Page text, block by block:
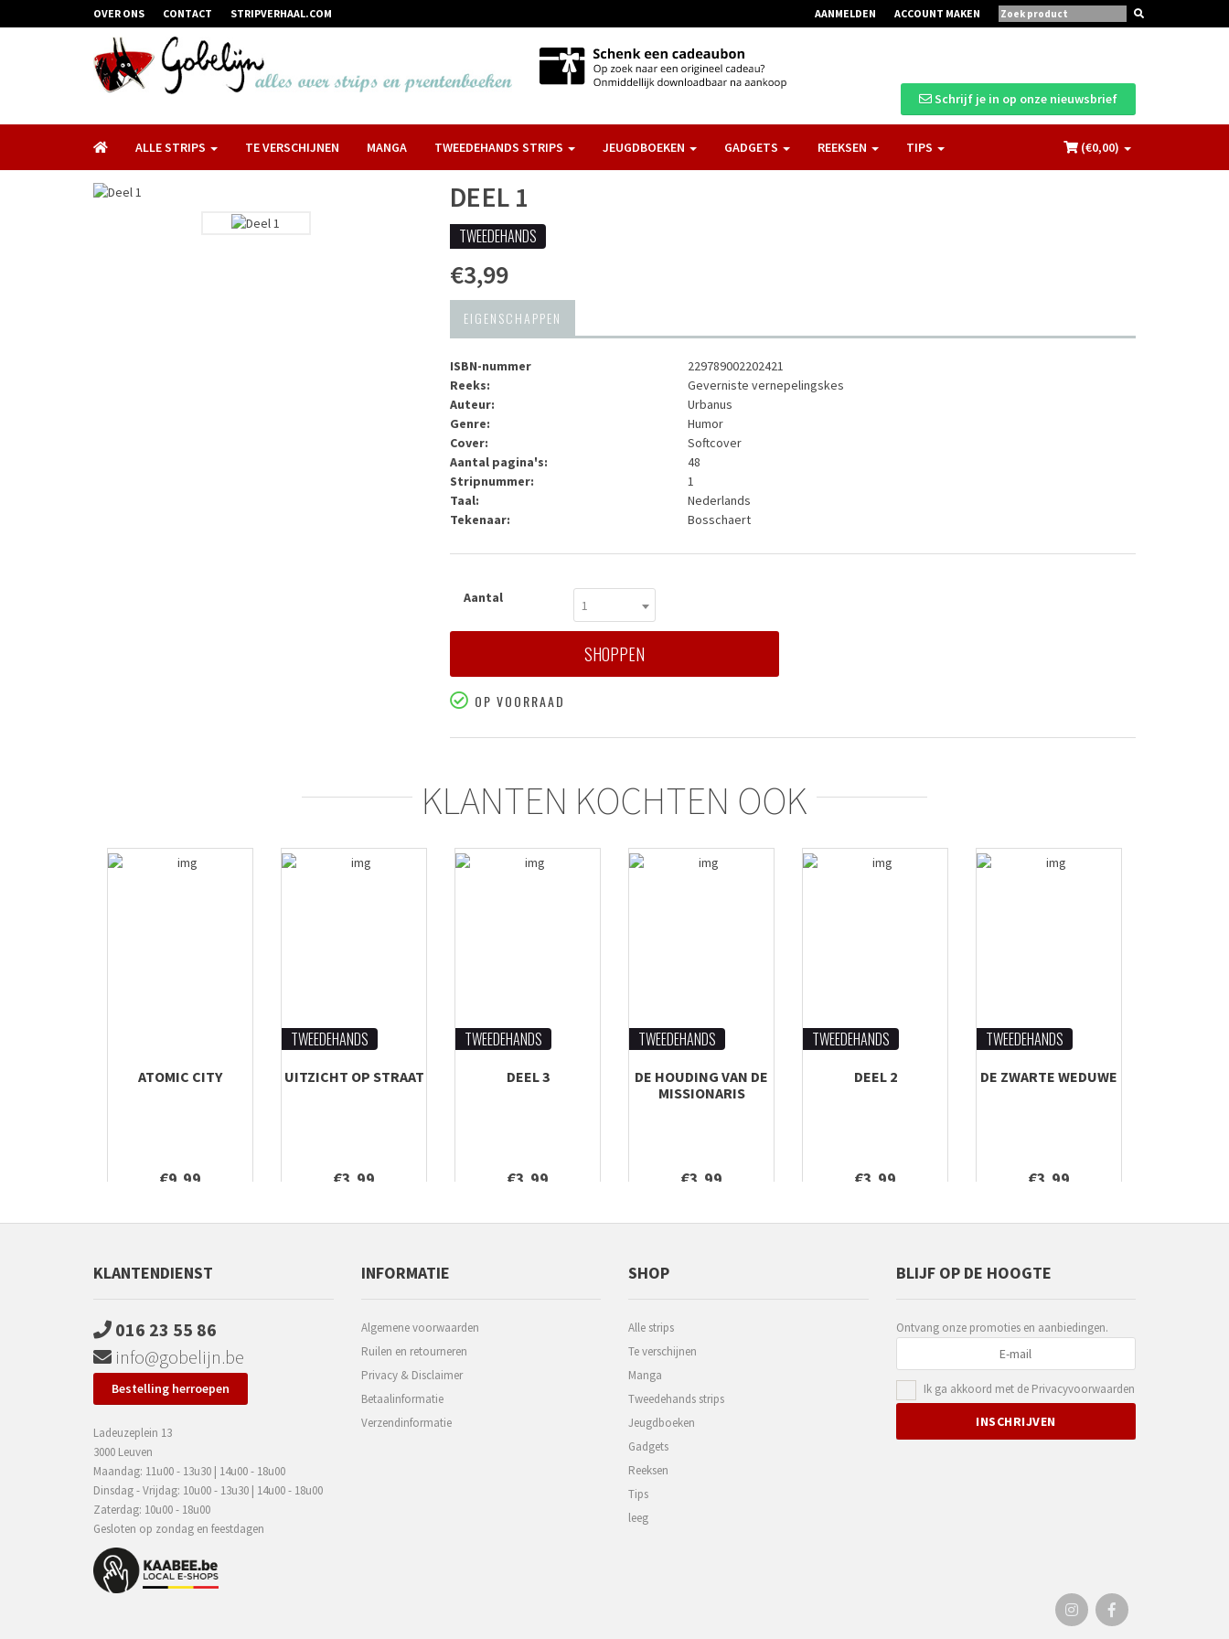
OVER ONS CONTACT STRIPVERHAAL.COM AANMELDEN ACCOUNT MAKEN
Schrijf je in op onze nieuwsbrief
ALLE STRIPS TE VERSCHIJNEN MANGA TWEEDEHANDS STRIPS JEUGDBOEKEN GADGETS REEKSEN TIPS (€0,00)
DEEL 1
TWEEDEHANDS
€3,99
EIGENSCHAPPEN
ISBN-nummer
229789002202421
Reeks:
Geverniste vernepelingskes
Auteur:
Urbanus
Genre:
Humor
Cover:
Softcover
Aantal pagina's:
48
Stripnummer:
1
Taal:
Nederlands
Tekenaar:
Bosschaert
Aantal 1
SHOPPEN
OP VOORRAAD
KLANTEN KOCHTEN OOK
ATOMIC CITY
€9,99
TWEEDEHANDS
UITZICHT OP STRAAT
€3,99
TWEEDEHANDS
DEEL 3
€3,99
TWEEDEHANDS
DE HOUDING VAN DE
MISSIONARIS
€3,99
TWEEDEHANDS
DEEL 2
€3,99
TWEEDEHANDS
DE ZWARTE WEDUWE
€3,99
KLANTENDIENST
016 23 55 86
info@gobelijn.be
Bestelling herroepen
Ladeuzeplein 13
3000 Leuven
Maandag: 11u00 - 13u30 | 14u00 - 18u00
Dinsdag - Vrijdag: 10u00 - 13u30 | 14u00 - 18u00
Zaterdag: 10u00 - 18u00
Gesloten op zondag en feestdagen
INFORMATIE
Algemene voorwaarden
Ruilen en retourneren
Privacy & Disclaimer
Betaalinformatie
Verzendinformatie
SHOP
Alle strips
Te verschijnen
Manga
Tweedehands strips
Jeugdboeken
Gadgets
Reeksen
Tips
leeg
BLIJF OP DE HOOGTE
Ontvang onze promoties en aanbiedingen.
Ik ga akkoord met de Privacyvoorwaarden